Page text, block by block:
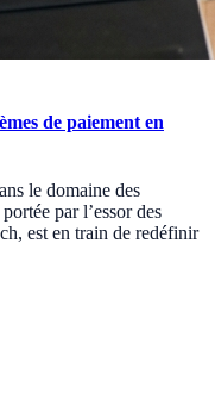
de paiement en
le domaine des
par l’essor des
est en train de redéfinir